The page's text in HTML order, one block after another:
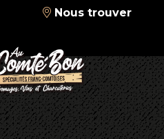
Nous trouver